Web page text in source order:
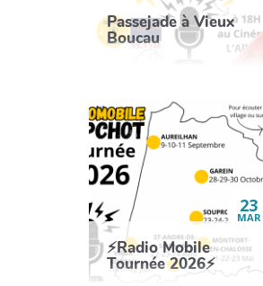
Passejade à Vieux
Boucau
23
MAR
⚡Radio Mobile
Tournée 2026⚡